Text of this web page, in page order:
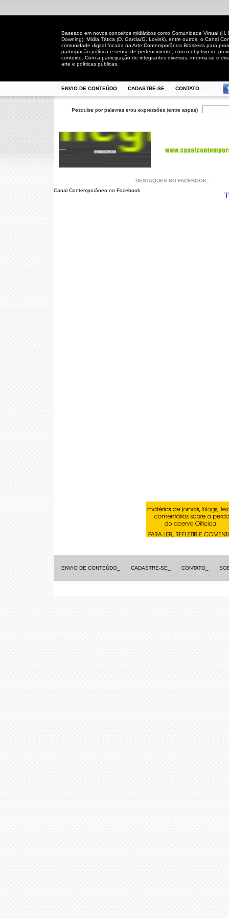
Baseado em novos conceitos midiáticos como Comunidade Virtual (H.
Downing), Mídia Tática (D. Garcia/G. Lovink), entre outros, o Canal
comunidade digital focada na Arte Contemporânea Brasileira para
participação política e senso de pertencimento, com o objetivo de
contexto. Com a participação de integrantes diversos, informa-se e
arte e políticas públicas.
ENVIO DE CONTEÚDO_ CADASTRE-SE_ CONTATO_
Pesquise por palavras e/ou expressões (entre aspas)
DESTAQUES NO FACEBOOK_
Canal Contemporâneo no Facebook
ENVIO DE CONTEÚDO_ CADASTRE-SE_ CONTATO_